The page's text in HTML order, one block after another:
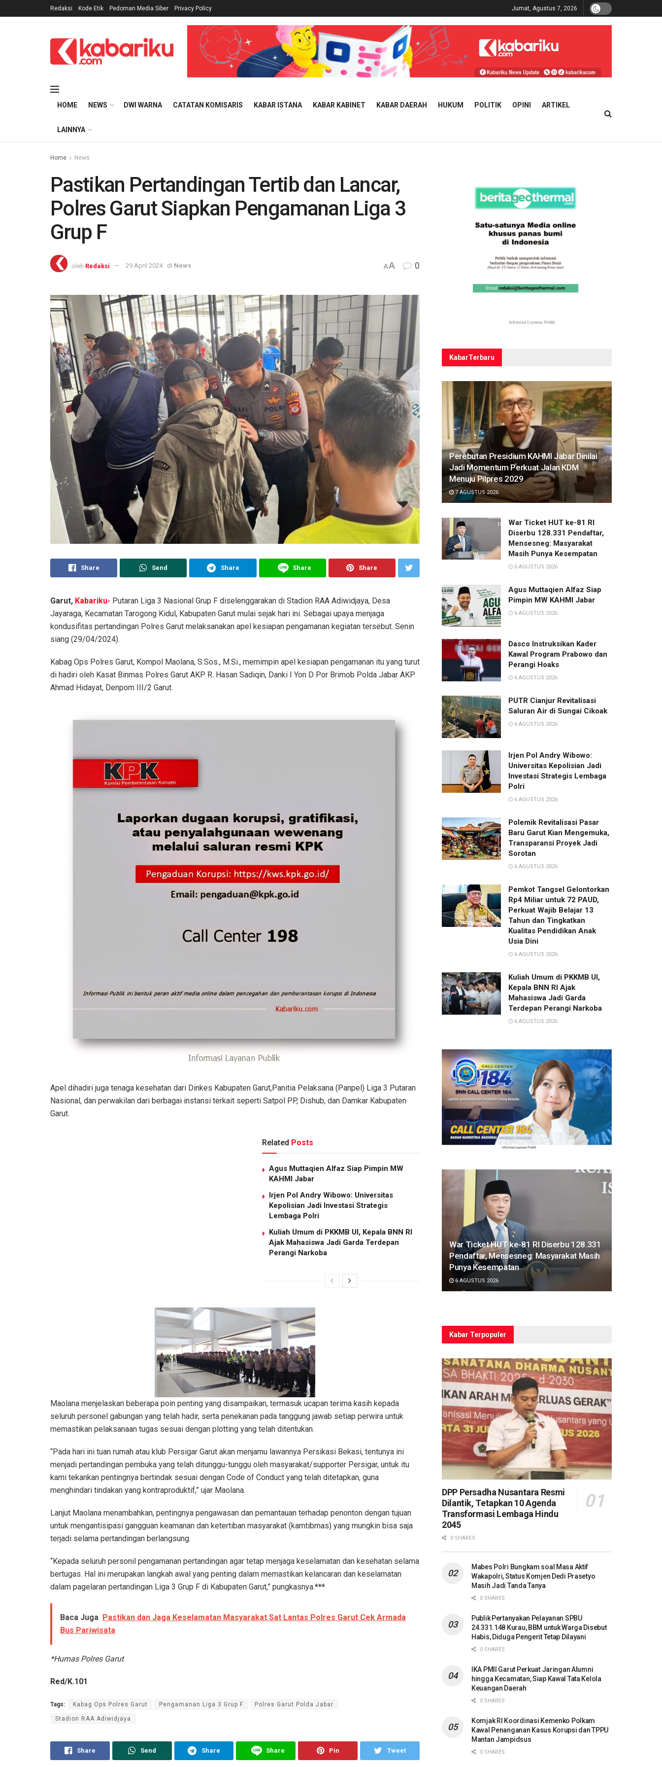
Redaksi Kode Etik Pedoman Media Siber Privacy Policy Jumat, Agustus 7, 2026
HOME NEWS DWI WARNA CATATAN KOMISARIS KABAR ISTANA KABAR KABINET KABAR DAERAH HUKUM POLITIK OPINI ARTIKEL
LAINNYA
Home News
Pastikan Pertandingan Tertib dan Lancar,
Polres Garut Siapkan Pengamanan Liga 3
Grup F
oleh Redaksi 29 April 2024 di News AA 0
Share Send Share Share Share
Garut, Kabariku- Putaran Liga 3 Nasional Grup F diselenggarakan di Stadion RAA Adiwidjaya, Desa
Jayaraga, Kecamatan Tarogong Kidul, Kabupaten Garut mulai sejak hari ini. Sebagai upaya menjaga
kondusifitas pertandingan Polres Garut melaksanakan apel kesiapan pengamanan kegiatan tersebut. Senin
siang (29/04/2024).
Kabag Ops Polres Garut, Kompol Maolana, S.Sos., M.Si., memimpin apel kesiapan pengamanan itu yang turut
di hadiri oleh Kasat Binmas Polres Garut AKP R. Hasan Sadiqin, Danki I Yon D Por Brimob Polda Jabar AKP
Ahmad Hidayat, Denpom III/2 Garut.
Apel dihadiri juga tenaga kesehatan dari Dinkes Kabupaten Garut,Panitia Pelaksana (Panpel) Liga 3 Putaran
Nasional, dan perwakilan dari berbagai instansi terkait seperti Satpol PP, Dishub, dan Damkar Kabupaten
Garut.
Related Posts
Agus Muttaqien Alfaz Siap Pimpin MW
KAHMI Jabar
Irjen Pol Andry Wibowo: Universitas
Kepolisian Jadi Investasi Strategis
Lembaga Polri
Kuliah Umum di PKKMB UI, Kepala BNN RI
Ajak Mahasiswa Jadi Garda Terdepan
Perangi Narkoba
Maolana menjelaskan beberapa poin penting yang disampaikan, termasuk ucapan terima kasih kepada
seluruh personel gabungan yang telah hadir, serta penekanan pada tanggung jawab setiap perwira untuk
memastikan pelaksanaan tugas sesuai dengan plotting yang telah ditentukan.
“Pada hari ini tuan rumah atau klub Persigar Garut akan menjamu lawannya Persikasi Bekasi, tentunya ini
menjadi pertandingan pembuka yang telah ditunggu-tunggu oleh masyarakat/supporter Persigar, untuk itu
kami tekankan pentingnya bertindak sesuai dengan Code of Conduct yang telah ditetapkan, guna
menghindari tindakan yang kontraproduktif,” ujar Maolana.
Lanjut Maolana menambahkan, pentingnya pengawasan dan pemantauan terhadap penonton dengan tujuan
untuk mengantisipasi gangguan keamanan dan ketertiban masyarakat (kamtibmas) yang mungkin bisa saja
terjadi selama pertandingan berlangsung.
“Kepada seluruh personil pengamanan pertandingan agar tetap menjaga keselamatan dan kesehatan selama
bertugas. Hal ini merupakan langkah awal yang penting dalam memastikan kelancaran dan keselamatan
dalam pagelaran pertandingan Liga 3 Grup F di Kabupaten Garut,” pungkasnya.***
Baca Juga Pastikan dan Jaga Keselamatan Masyarakat Sat Lantas Polres Garut Cek Armada
Bus Pariwisata
*Humas Polres Garut
Red/K.101
Tags: Kabag Ops Polres Garut Pengamanan Liga 3 Grup F Polres Garut Polda Jabar
Stadion RAA Adiwidjaya
Share Send Share Share Pin Tweet
KabarTerbaru
Perebutan Presidium KAHMI Jabar Dinilai
Jadi Momentum Perkuat Jalan KDM
Menuju Pilpres 2029
7 AGUSTUS 2026
War Ticket HUT ke-81 RI
Diserbu 128.331 Pendaftar,
Mensesneg: Masyarakat
Masih Punya Kesempatan
6 AGUSTUS 2026
Agus Muttaqien Alfaz Siap
Pimpin MW KAHMI Jabar
6 AGUSTUS 2026
Dasco Instruksikan Kader
Kawal Program Prabowo dan
Perangi Hoaks
6 AGUSTUS 2026
PUTR Cianjur Revitalisasi
Saluran Air di Sungai Cikoak
6 AGUSTUS 2026
Irjen Pol Andry Wibowo:
Universitas Kepolisian Jadi
Investasi Strategis Lembaga
Polri
6 AGUSTUS 2026
Polemik Revitalisasi Pasar
Baru Garut Kian Mengemuka,
Transparansi Proyek Jadi
Sorotan
6 AGUSTUS 2026
Pemkot Tangsel Gelontorkan
Rp4 Miliar untuk 72 PAUD,
Perkuat Wajib Belajar 13
Tahun dan Tingkatkan
Kualitas Pendidikan Anak
Usia Dini
6 AGUSTUS 2026
Kuliah Umum di PKKMB UI,
Kepala BNN RI Ajak
Mahasiswa Jadi Garda
Terdepan Perangi Narkoba
6 AGUSTUS 2026
War Ticket HUT ke-81 RI Diserbu 128.331
Pendaftar, Mensesneg: Masyarakat Masih
Punya Kesempatan
6 AGUSTUS 2026
Kabar Terpopuler
DPP Persadha Nusantara Resmi
Dilantik, Tetapkan 10 Agenda
Transformasi Lembaga Hindu
2045
0 SHARES
Mabes Polri Bungkam soal Masa Aktif
Wakapolri, Status Komjen Dedi Prasetyo
Masih Jadi Tanda Tanya
0 SHARES
Publik Pertanyakan Pelayanan SPBU
24.331.148 Kurau, BBM untuk Warga Disebut
Habis, Diduga Pengerit Tetap Dilayani
0 SHARES
IKA PMII Garut Perkuat Jaringan Alumni
hingga Kecamatan, Siap Kawal Tata Kelola
Keuangan Daerah
0 SHARES
Komjak RI Koordinasi Kemenko Polkam
Kawal Penanganan Kasus Korupsi dan TPPU
Mantan Jampidsus
0 SHARES